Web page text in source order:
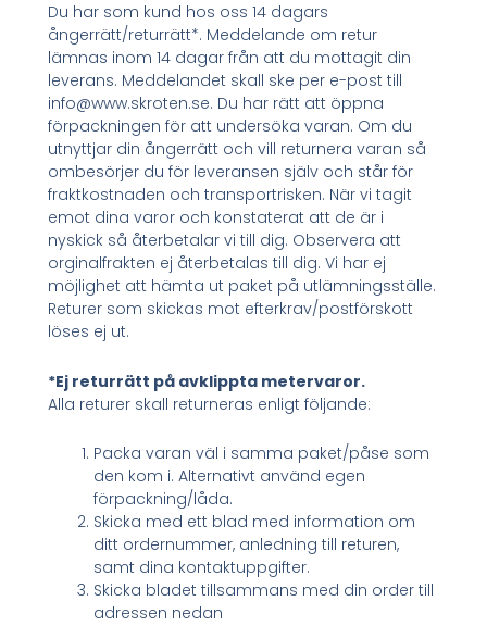
Du har som kund hos oss 14 dagars
ångerrätt/returrätt*. Meddelande om retur
lämnas inom 14 dagar från att du mottagit din
leverans. Meddelandet skall ske per e-post till
info@www.skroten.se. Du har rätt att öppna
förpackningen för att undersöka varan. Om du
utnyttjar din ångerrätt och vill returnera varan så
ombesörjer du för leveransen själv och står för
fraktkostnaden och transportrisken. När vi tagit
emot dina varor och konstaterat att de är i
nyskick så återbetalar vi till dig. Observera att
orginalfrakten ej återbetalas till dig. Vi har ej
möjlighet att hämta ut paket på utlämningsställe.
Returer som skickas mot efterkrav/postförskott
löses ej ut.
*Ej returrätt på avklippta metervaror.
Alla returer skall returneras enligt följande:
Packa varan väl i samma paket/påse som
den kom i. Alternativt använd egen
förpackning/låda.
Skicka med ett blad med information om
ditt ordernummer, anledning till returen,
samt dina kontaktuppgifter.
Skicka bladet tillsammans med din order till
adressen nedan